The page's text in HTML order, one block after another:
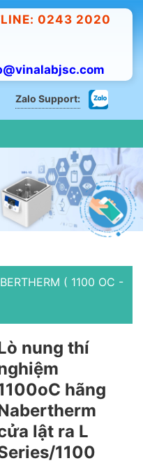
0243 2020
Zalo Support:
( 1100 OC -
nung thí
hãng
lật ra L
1100